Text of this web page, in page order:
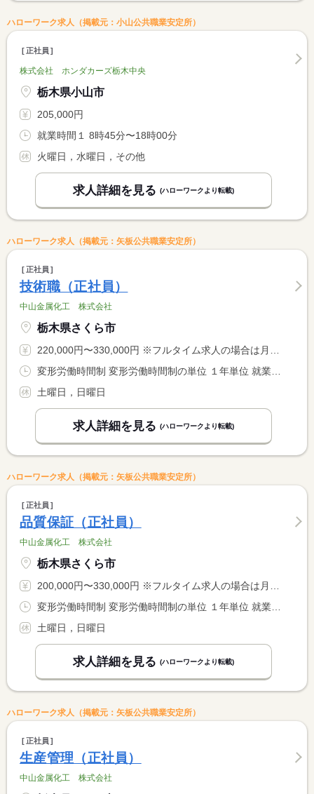
ハローワーク求人（掲載元：小山公共職業安定所）
正社員
株式会社 ホンダカーズ栃木中央
栃木県小山市
205,000円
就業時間１ 8時45分〜18時00分
火曜日，水曜日，その他
求人詳細を見る (ハローワークより転載)
ハローワーク求人（掲載元：矢板公共職業安定所）
正社員
技術職（正社員）
中山金属化工 株式会社
栃木県さくら市
220,000円〜330,000円 ※フルタイム求人の場合は月額（換算額）、パート求人の場合は時間額を表示しています。
土曜日，日曜日
求人詳細を見る (ハローワークより転載)
ハローワーク求人（掲載元：矢板公共職業安定所）
正社員
品質保証（正社員）
中山金属化工 株式会社
栃木県さくら市
200,000円〜330,000円 ※フルタイム求人の場合は月額（換算額）、パート求人の場合は時間額を表示しています。
土曜日，日曜日
求人詳細を見る (ハローワークより転載)
ハローワーク求人（掲載元：矢板公共職業安定所）
正社員
生産管理（正社員）
中山金属化工 株式会社